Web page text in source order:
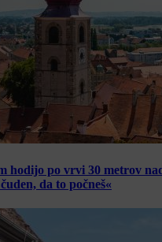
hodijo po vrvi 30 metrov
da to počneš«